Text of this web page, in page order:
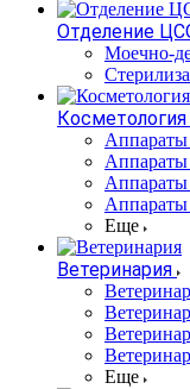
Отделение
Моечно-
Аппараты
Аппараты
Аппараты
Еще
Ветеринария
Еще